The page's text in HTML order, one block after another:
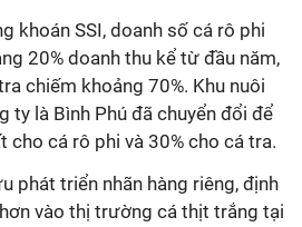
khoán SSI, doanh số cá rô phi
20% doanh thu kể từ đầu năm,
chiếm khoảng 70%. Khu nuôi
ty là Bình Phú đã chuyển đổi để
cho cá rô phi và 30% cho cá tra.
phát triển nhãn hàng riêng, định
vào thị trường cá thịt trắng tại